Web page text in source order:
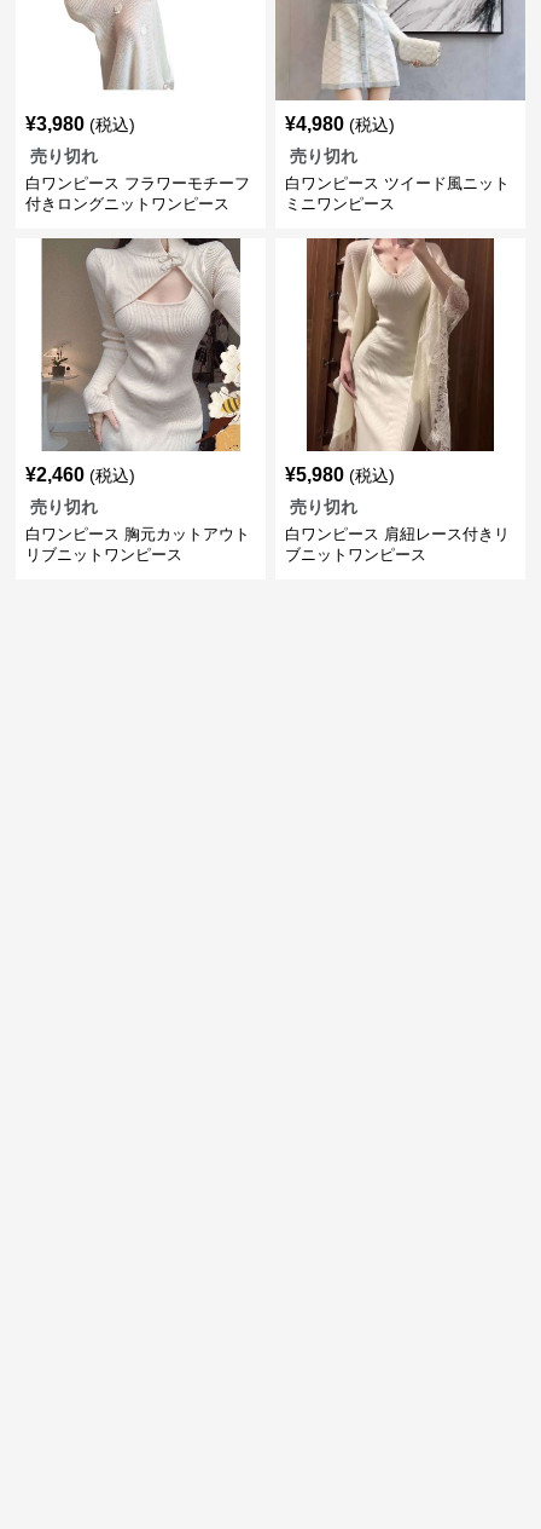
¥3,980 (税込)
売り切れ
白ワンピース フラワーモチーフ
付きロングニットワンピース
¥4,980 (税込)
売り切れ
白ワンピース ツイード風ニット
ミニワンピース
¥2,460 (税込)
売り切れ
白ワンピース 胸元カットアウト
リブニットワンピース
¥5,980 (税込)
売り切れ
白ワンピース 肩紐レース付きリ
ブニットワンピース